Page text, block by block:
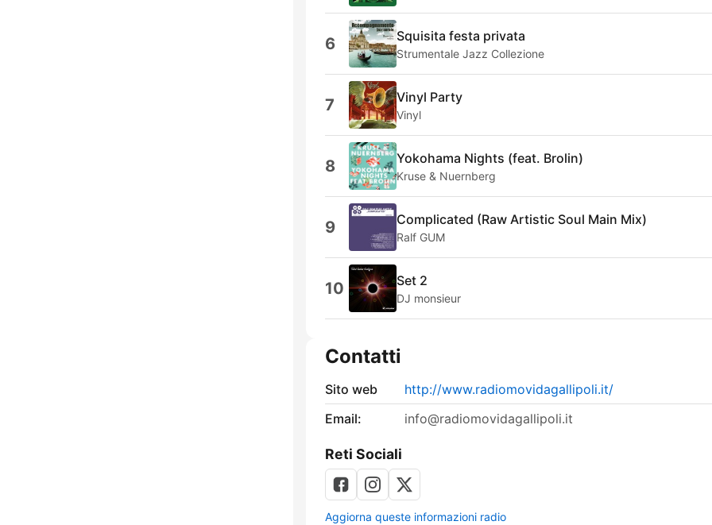
6 Squisita festa privata
Strumentale Jazz Collezione
7 Vinyl Party
Vinyl
8 Yokohama Nights (feat. Brolin)
Kruse & Nuernberg
9 Complicated (Raw Artistic Soul Main Mix)
Ralf GUM
10 Set 2
DJ monsieur
Contatti
Sito web
http://www.radiomovidagallipoli.it/
Email:
info@radiomovidagallipoli.it
Reti Sociali
Aggiorna queste informazioni radio